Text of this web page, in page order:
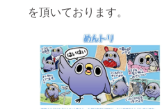
を頂いております。